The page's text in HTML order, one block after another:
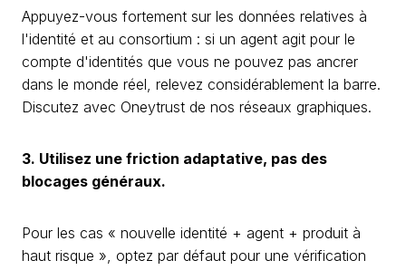
Appuyez-vous fortement sur les données relatives à
l'identité et au consortium : si un agent agit pour le
compte d'identités que vous ne pouvez pas ancrer
dans le monde réel, relevez considérablement la barre.
Discutez avec Oneytrust de nos réseaux graphiques.
3. Utilisez une friction adaptative, pas des
blocages généraux.
Pour les cas « nouvelle identité + agent + produit à
haut risque », optez par défaut pour une vérification